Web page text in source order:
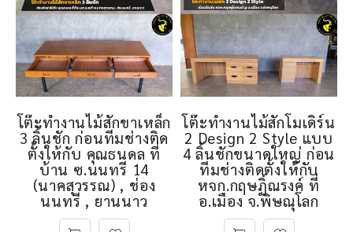
โต๊ะทำงานไม้สักขาเหล็ก
3 ลิ้นชัก ก่อนทีมช่างติด
ตั้งให้กับ คุณธนดล ที่
บ้าน ซ.นนทรี 14
(นาคสุวรรณ) , ช่อง
นนทรี , ยานนาว
โต๊ะทำงานไม้สักโมเดิร์น
2 Design 2 Style แบบ
4 ลิ้นชักขนาดใหญ่ ก่อน
ทีมช่างติดตั้งให้กับ
หจก.กฤษฏิ์ณรงค์ ที่
อ.เมือง จ.พิษณุโลก